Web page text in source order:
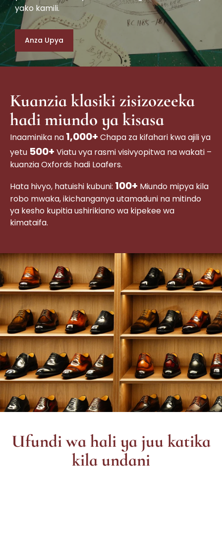
yako kamili.
Anza Upya
Kuanzia klasiki zisizozeeka
hadi miundo ya kisasa
Inaaminika na 1,000+ Chapa za kifahari kwa ajili ya
yetu 500+ Viatu vya rasmi visivyopitwa na wakati –
kuanzia Oxfords hadi Loafers.
Hata hivyo, hatuishi kubuni: 100+ Miundo mipya kila
robo mwaka, ikichanganya utamaduni na mitindo
ya kesho kupitia ushirikiano wa kipekee wa
kimataifa.
Ufundi wa hali ya juu katika
kila undani